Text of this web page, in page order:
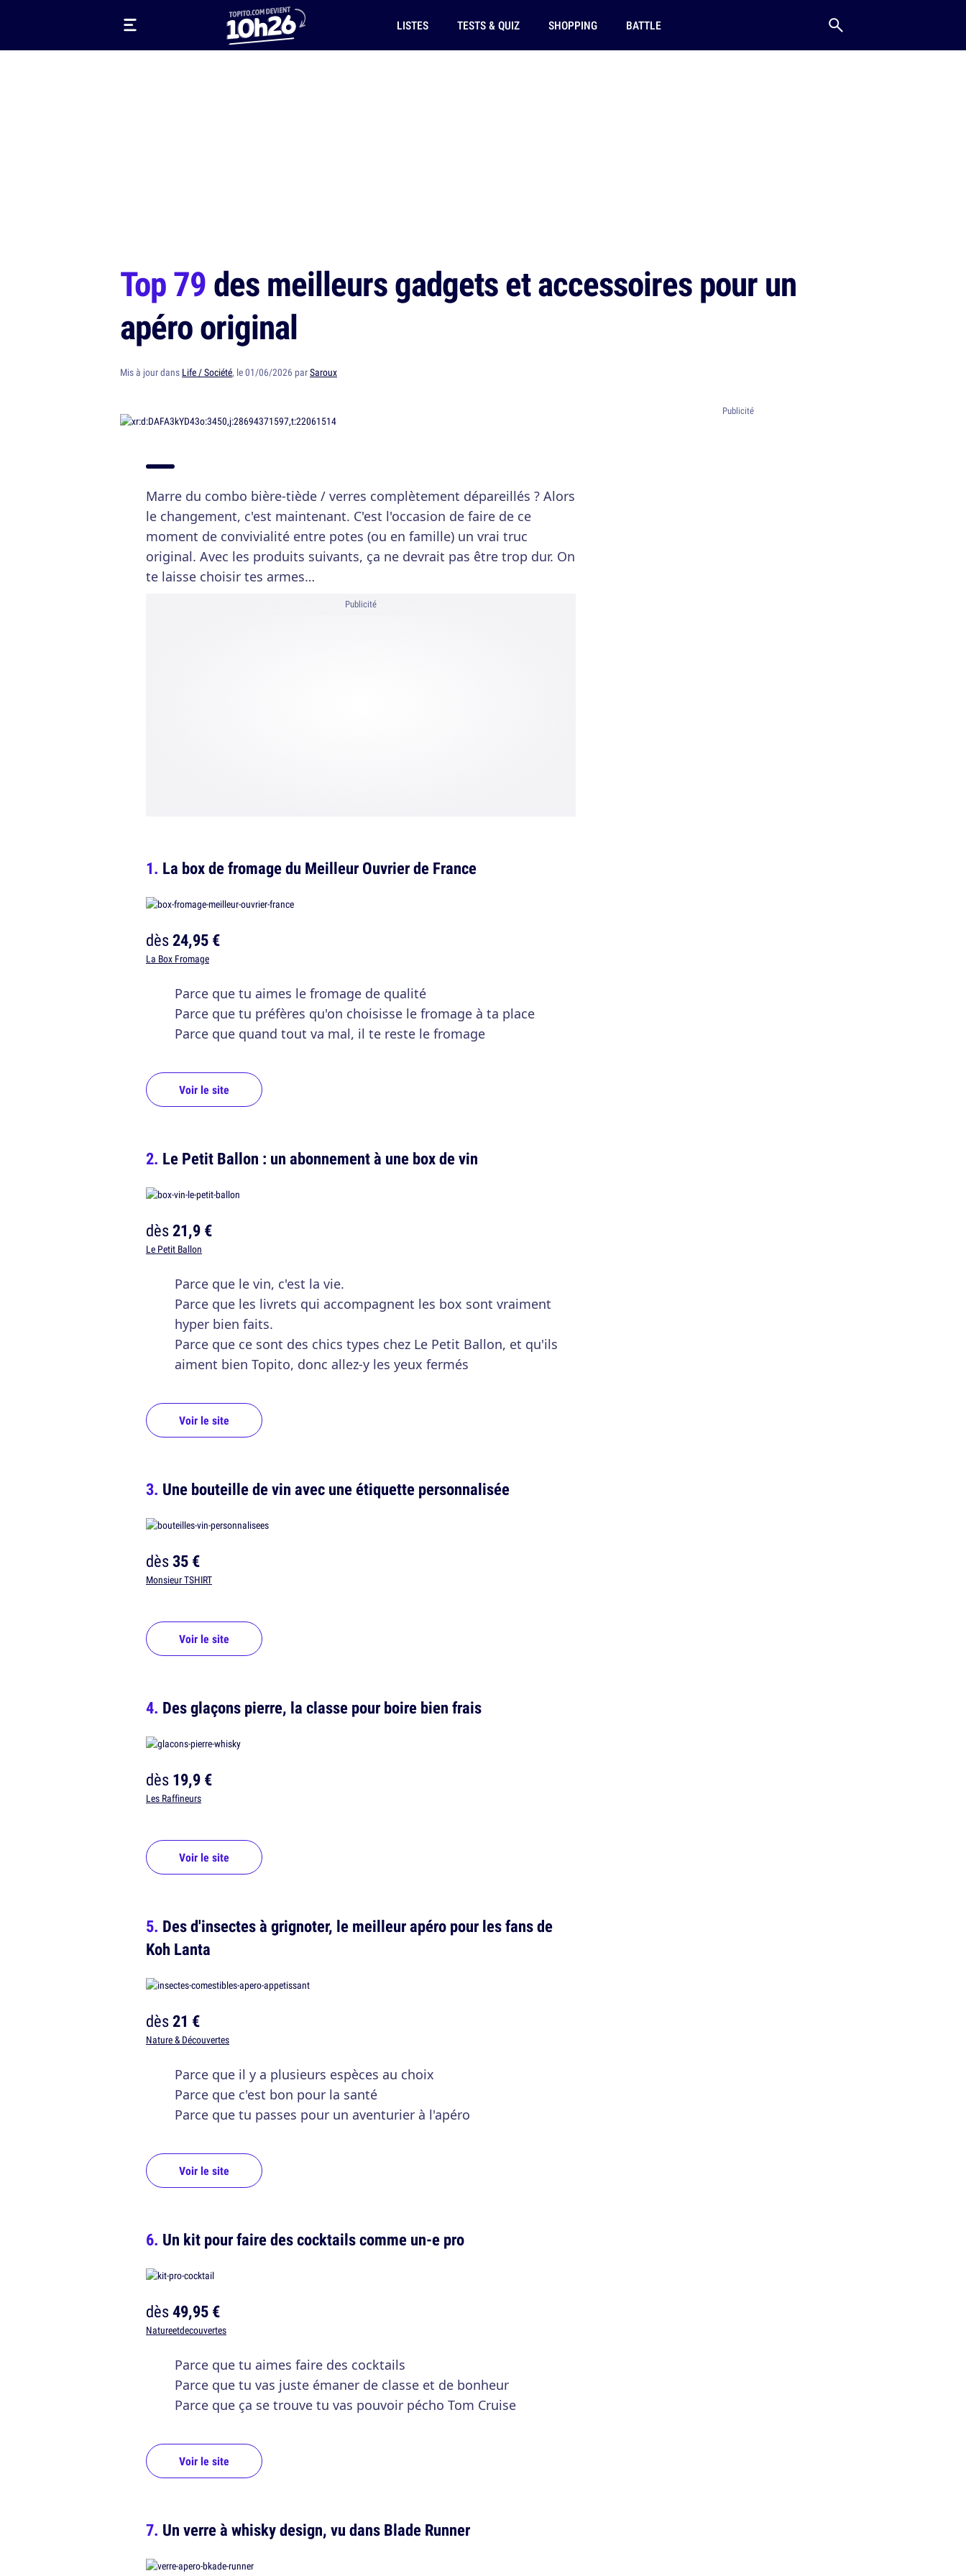
LISTES TESTS & QUIZ SHOPPING BATTLE
Top 79des meilleurs gadgets et accessoires pour un
apéro original
Mis à jour dans Life / Société, le 01/06/2026 parSaroux
Marre du combo bière-tiède / verres complètement dépareillés ? Alors
le changement, c'est maintenant. C'est l'occasion de faire de ce
moment de convivialité entre potes (ou en famille) un vrai truc
original. Avec les produits suivants, ça ne devrait pas être trop dur. On
te laisse choisir tes armes…
Publicité
La box de fromage du Meilleur Ouvrier de France
dès24,95 €
La Box Fromage
Parce que tu aimes le fromage de qualité
Parce que tu préfères qu'on choisisse le fromage à ta place
Parce que quand tout va mal, il te reste le fromage
Voir le site
Le Petit Ballon : un abonnement à une box de vin
dès21,9 €
Le Petit Ballon
Parce que le vin, c'est la vie.
Parce que les livrets qui accompagnent les box sont vraiment
hyper bien faits.
Parce que ce sont des chics types chez Le Petit Ballon, et qu'ils
aiment bien Topito, donc allez-y les yeux fermés
Voir le site
Une bouteille de vin avec une étiquette personnalisée
dès35 €
Monsieur TSHIRT
Voir le site
Des glaçons pierre, la classe pour boire bien frais
dès19,9 €
Les Raffineurs
Voir le site
Des d'insectes à grignoter, le meilleur apéro pour les fans de
Koh Lanta
dès21 €
Nature & Découvertes
Parce que il y a plusieurs espèces au choix
Parce que c'est bon pour la santé
Parce que tu passes pour un aventurier à l'apéro
Voir le site
Un kit pour faire des cocktails comme un-e pro
dès49,95 €
Natureetdecouvertes
Parce que tu aimes faire des cocktails
Parce que tu vas juste émaner de classe et de bonheur
Parce que ça se trouve tu vas pouvoir pécho Tom Cruise
Voir le site
Un verre à whisky design, vu dans Blade Runner